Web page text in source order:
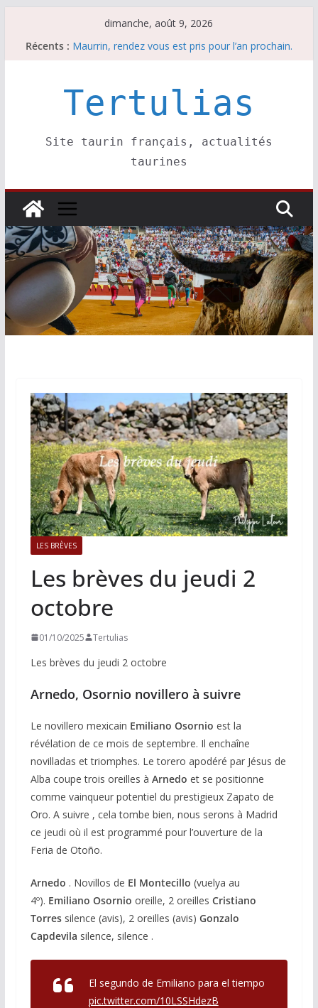
dimanche, août 9, 2026
Récents : Maurrin, rendez vous est pris pour l’an prochain.
Parentis, La Golosina: une première étape
Les brèves du samedi 8 août
Tertulias
Site taurin français, actualités
taurines
LES BRÈVES
Les brèves du jeudi 2
octobre
01/10/2025 Tertulias
Les brèves du jeudi 2 octobre
Arnedo, Osornio novillero à suivre
Le novillero mexicain Emiliano Osornio est la
révélation de ce mois de septembre. Il enchaîne
novilladas et triomphes. Le torero apodéré par Jésus de
Alba coupe trois oreilles à Arnedo et se positionne
comme vainqueur potentiel du prestigieux Zapato de
Oro. A suivre , cela tombe bien, nous serons à Madrid
ce jeudi où il est programmé pour l’ouverture de la
Feria de Otoño.
Arnedo . Novillos de El Montecillo (vuelya au
4º). Emiliano Osornio oreille, 2 oreilles Cristiano
Torressilence (avis), 2 oreilles (avis) Gonzalo
Capdevila silence, silence .
El segundo de Emiliano para el tiempo
pic.twitter.com/10LSSHdezB